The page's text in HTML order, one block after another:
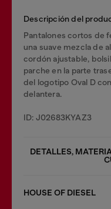
Descripción del
Pantalones cortos de
una suave mezcla de
cordón ajustable,
parche en la parte
del logotipo Oval D
delantera.
ID: J02683KYAZ3
DETALLES,
HOUSE OF DIESEL